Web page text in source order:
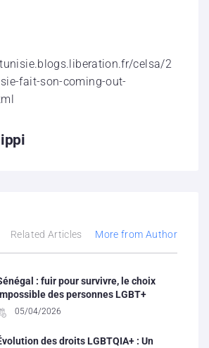
celsa/2
fait-son-coming-out-
Related Articles More from Author
: fuir pour survivre, le choix
des personnes LGBT+
05/04/2026
des droits LGBTQIA+ : Un